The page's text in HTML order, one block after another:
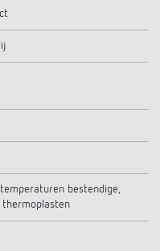
temperaturen bestendige,
thermoplasten